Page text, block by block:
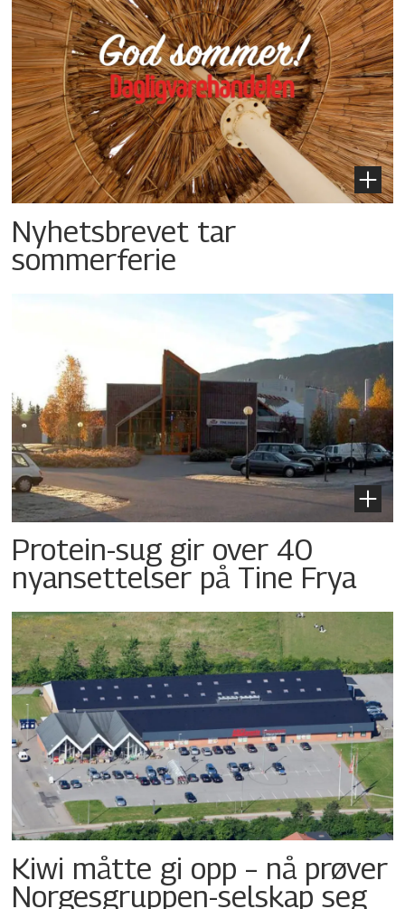
Nyhetsbrevet tar
sommerferie
Protein-sug gir over 40
nyansettelser på Tine Frya
Kiwi måtte gi opp – nå prøver
Norgesgruppen-selskap seg